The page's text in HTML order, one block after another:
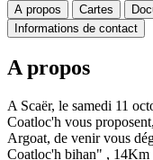
A propos Cartes
Informations de contact
A propos
A Scaër, le samedi 11
Coatloc'h vous
Argoat, de venir vous
Coatloc'h bihan" ,